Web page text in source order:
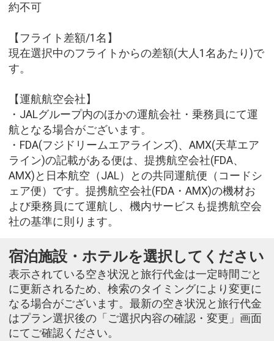
約不可
【フライト差額/1名】
現在選択中のフライトからの差額(大人1名あたり)で
す。
【運航航空会社】
・JALグループ内のほかの運航会社・乗務員にて運
航となる場合がございます。
・FDA(フジドリームエアラインズ)、AMX(天草エア
ライン)の記載がある便は、提携航空会社(FDA、
AMX)と日本航空（JAL）との共同運航便（コードシ
ェア便）です。提携航空会社(FDA・AMX)の機材お
よび乗務員にて運航し、機内サービスも提携航空会
社の基準に則ります。
宿泊施設・ホテルを選択してください
表示されている空き状況と旅行代金は一定時間ごと
に更新されるため、検索のタイミングにより変更に
なる場合がございます。最新の空き状況と旅行代金
はプラン選択後の「ご選択内容の確認・変更」画面
にてご確認ください。